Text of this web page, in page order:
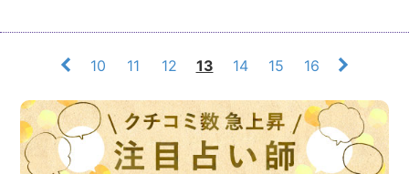
10 11 12 13 14 15 16